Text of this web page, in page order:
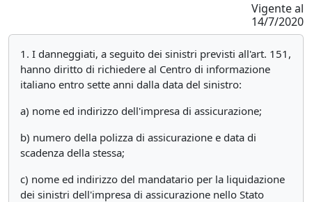
Vigente al
14/7/2020
1. I danneggiati, a seguito dei sinistri previsti all'art. 151,
hanno diritto di richiedere al Centro di informazione
italiano entro sette anni dalla data del sinistro:
a) nome ed indirizzo dell'impresa di assicurazione;
b) numero della polizza di assicurazione e data di
scadenza della stessa;
c) nome ed indirizzo del mandatario per la liquidazione
dei sinistri dell'impresa di assicurazione nello Stato